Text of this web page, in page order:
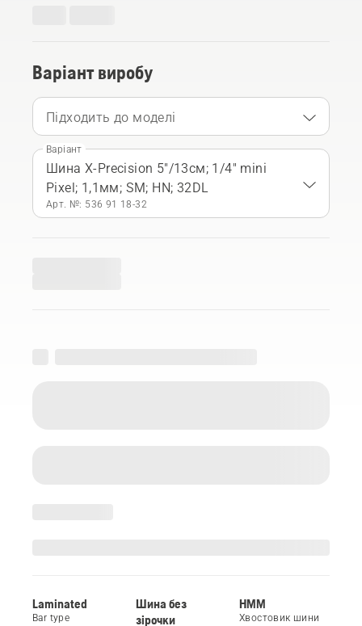
Варіант виробу
Підходить до моделі
Варіант
Шина X-Precision 5"/13см; 1/4" mini
Pixel; 1,1мм; SM; HN; 32DL
Арт. №: 536 91 18‑32
Laminated
Bar type
Шина без
зірочки
HMM
Хвостовик шини